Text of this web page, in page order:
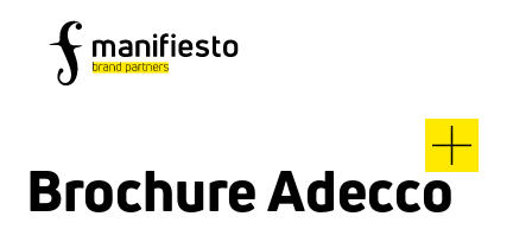
Brochure Adecco